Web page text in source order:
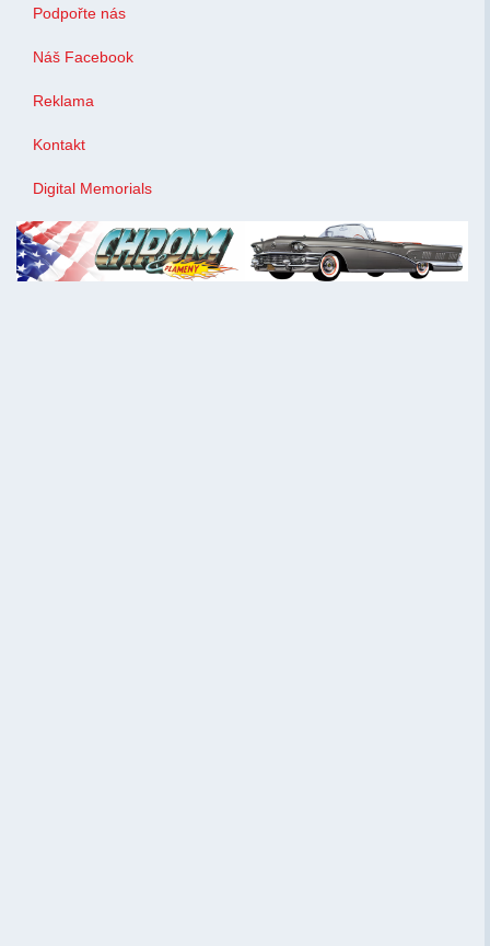
Podpořte nás
Náš Facebook
Reklama
Kontakt
Digital Memorials